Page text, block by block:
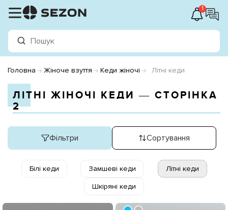
1
Головна Жіноче взуття Кеди жіночі Літні кеди
ЛІТНІ ЖІНОЧІ КЕДИ ― СТОРІНКА
2
Фільтри Сортування
Білі кеди Замшеві кеди Літні кеди
Шкіряні кеди